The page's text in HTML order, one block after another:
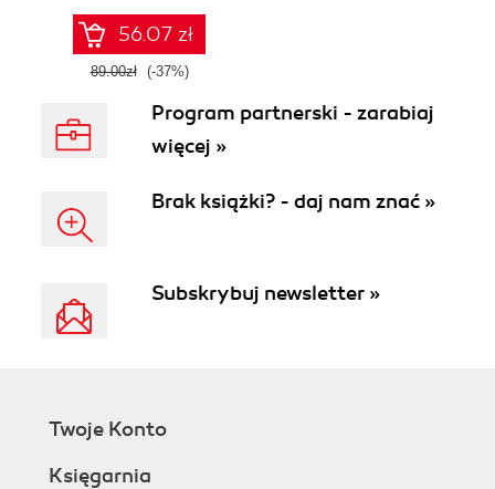
56.07 zł
89.00zł (-37%)
Program partnerski - zarabiaj
więcej »
Brak książki? - daj nam znać »
Subskrybuj newsletter »
Twoje Konto
Księgarnia